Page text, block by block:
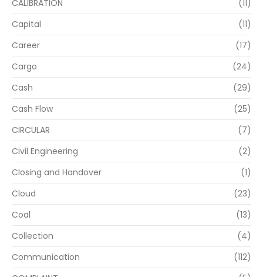
CALIBRATION
(11)
Capital
(11)
Career
(17)
Cargo
(24)
Cash
(29)
Cash Flow
(25)
CIRCULAR
(7)
Civil Engineering
(2)
Closing and Handover
(1)
Cloud
(23)
Coal
(13)
Collection
(4)
Communication
(112)